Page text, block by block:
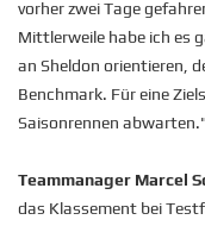
vorher zwei Tage
Mittlerweile habe ich es
an Sheldon orientieren,
Benchmark. Für eine
Saisonrennen abwarten."
Teammanager Marcel
das Klassement bei